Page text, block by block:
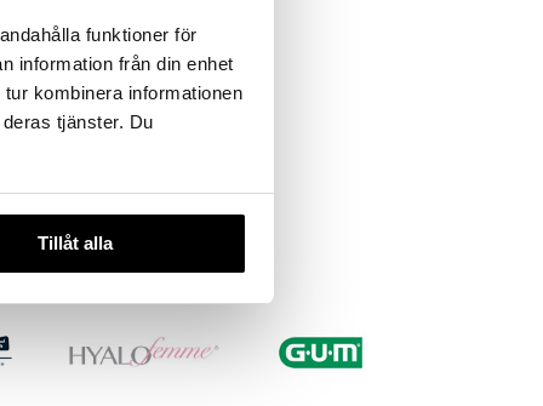
funktioner för
information från din enhet
kombinera informationen
tjänster. Du
Tillåt alla